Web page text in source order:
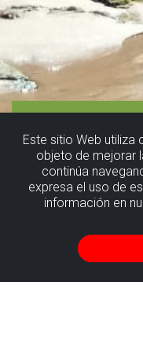
Este sitio Web
objeto de mejorar
continúa
expresa el uso de
información en